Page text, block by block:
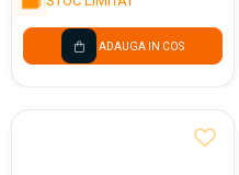
ADAUGA IN COS